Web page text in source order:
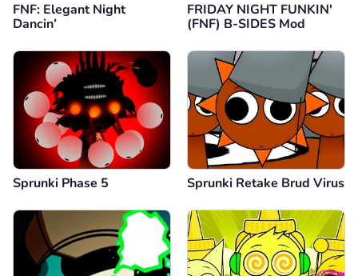
FNF: Elegant Night
Dancin’
FRIDAY NIGHT FUNKIN'
(FNF) B-SIDES Mod
Sprunki Phase 5 Sprunki Retake Brud Virus